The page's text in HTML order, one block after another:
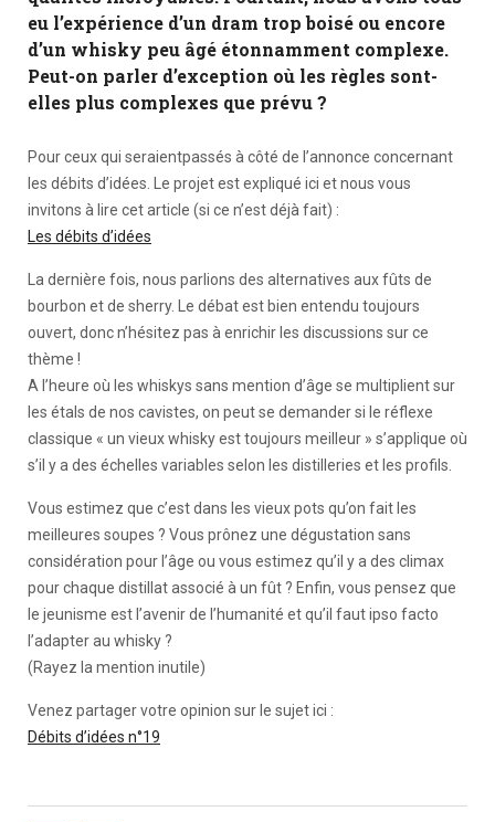
eu l’expérience d’un dram trop boisé ou encore
d’un whisky peu âgé étonnamment complexe.
Peut-on parler d’exception où les règles sont-
elles plus complexes que prévu ?
Pour ceux qui seraientpassés à côté de l’annonce concernant
les débits d’idées. Le projet est expliqué ici et nous vous
invitons à lire cet article (si ce n’est déjà fait) :
Les débits d’idées
La dernière fois, nous parlions des alternatives aux fûts de
bourbon et de sherry. Le débat est bien entendu toujours
ouvert, donc n’hésitez pas à enrichir les discussions sur ce
thème !
A l’heure où les whiskys sans mention d’âge se multiplient sur
les étals de nos cavistes, on peut se demander si le réflexe
classique « un vieux whisky est toujours meilleur » s’applique où
s’il y a des échelles variables selon les distilleries et les profils.
Vous estimez que c’est dans les vieux pots qu’on fait les
meilleures soupes ? Vous prônez une dégustation sans
considération pour l’âge ou vous estimez qu’il y a des climax
pour chaque distillat associé à un fût ? Enfin, vous pensez que
le jeunisme est l’avenir de l’humanité et qu’il faut ipso facto
l’adapter au whisky ?
(Rayez la mention inutile)
Venez partager votre opinion sur le sujet ici :
Débits d’idées n°19